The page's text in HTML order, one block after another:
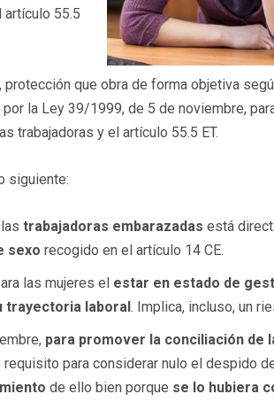
artículo 55.5
, protección que obra de forma objetiva
la Ley 39/1999, de 5 de noviembre,
trabajadoras y el artículo 55.5 ET.
siguiente:
trabajadoras embarazadas está
sexo recogido en el artículo 14 CE.
las mujeres el estar en estado de
trayectoria laboral . Implica, incluso, un
para promover la conciliación de
para considerar nulo el despido
de ello bien porque se lo hubiera